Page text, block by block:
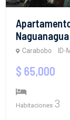
Naguanagua
Carabobo ID-
$ 65,000
Habitaciones 3